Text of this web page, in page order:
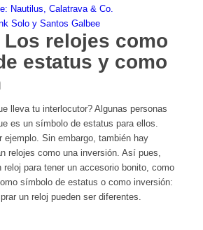
Nautilus, Calatrava & Co.
Solo y Santos Galbee
relojes como
estatus y como
lleva tu interlocutor? Algunas personas
es un símbolo de estatus para ellos.
ejemplo. Sin embargo, también hay
relojes como una inversión. Así pues,
para tener un accesorio bonito, como
símbolo de estatus o como inversión:
un reloj pueden ser diferentes.